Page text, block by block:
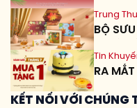
tiếp cửa hàng) từ […]
Trung Thu
BỘ
Tin
RA
KẾT NỐI VỚI CHÚNG